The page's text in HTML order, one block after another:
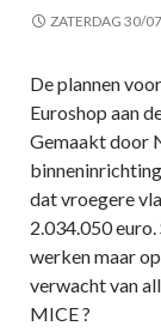
ZATERDAG 30/
De plannen
Euroshop aan
Gemaakt door
dat vroegere
2.034.050
werken maar
verwacht van
MICE ?